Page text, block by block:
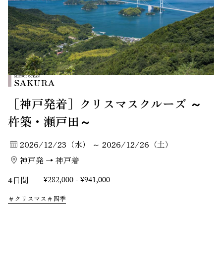
［神戸発着］クリスマスクルーズ ～
杵築・瀬戸田～
2026/12/23（水） ～ 2026/12/26（土）
神戸発 → 神戸着
4日間
¥282,000 - ¥941,000
クリスマス 四季